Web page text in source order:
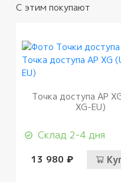
С этим покупают
Точка доступа AP
XG-EU)
Склад 2-4 дня
13 980 ₽